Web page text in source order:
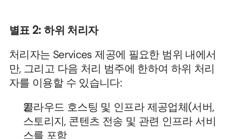
별표 2: 하위 처리자
처리자는 Services 제공에 필요한 범위 내에서
만, 그리고 다음 처리 범주에 한하여 하위 처리
자를 이용할 수 있습니다:
클라우드 호스팅 및 인프라 제공업체(서버,
스토리지, 콘텐츠 전송 및 관련 인프라 서비
스를 포함